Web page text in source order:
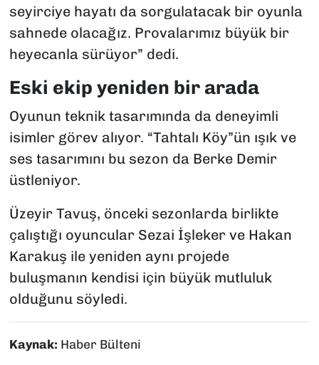
seyirciye hayatı da sorgulatacak bir oyunla
sahnede olacağız. Provalarımız büyük bir
heyecanla sürüyor” dedi.
Eski ekip yeniden bir arada
Oyunun teknik tasarımında da deneyimli
isimler görev alıyor. “Tahtalı Köy”ün ışık ve
ses tasarımını bu sezon da Berke Demir
üstleniyor.
Üzeyir Tavuş, önceki sezonlarda birlikte
çalıştığı oyuncular Sezai İşleker ve Hakan
Karakuş ile yeniden aynı projede
buluşmanın kendisi için büyük mutluluk
olduğunu söyledi.
Kaynak: Haber Bülteni